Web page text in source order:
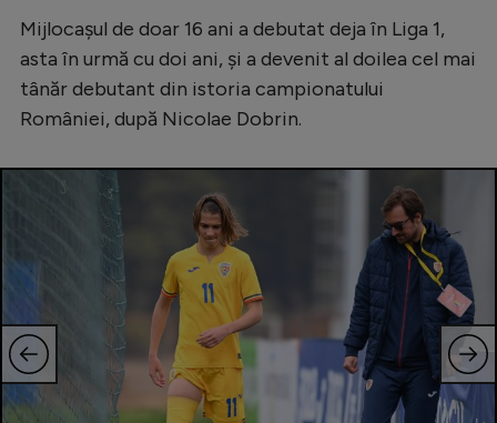
Starurile fotbalului
EURO 2024
Stranieri
Tenis
Handbal
Natație
Formula 1
Mijlocașul de doar 16 ani a debutat deja în Liga 1,
asta în urmă cu doi ani, și a devenit al doilea cel mai
tânăr debutant din istoria campionatului
României, după Nicolae Dobrin.